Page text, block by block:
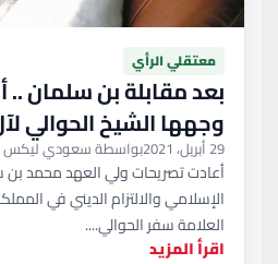
معتقلي الرأي
وجهها الشيخ الحوالي
29 أبريل، 2021 بواسطة سعودي ليكس
أعادت تصريحات ولي العهد محمد
الإسلامي والالتزام الديني في
العلامة سفر الحوالي....
اقرأ المزيد